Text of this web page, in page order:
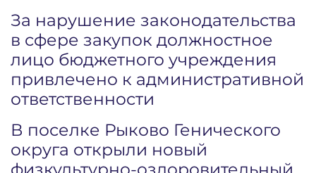
За нарушение законодательства
в сфере закупок должностное
лицо бюджетного учреждения
привлечено к административной
ответственности
В поселке Рыково Генического
округа открыли новый